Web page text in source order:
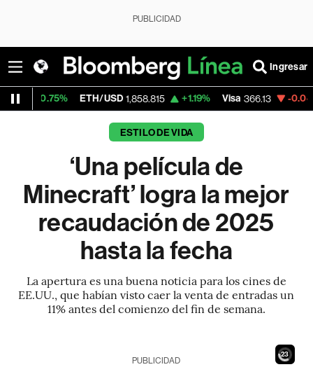
PUBLICIDAD
Ingresar
ETH/USD 1,858.815 +1.19% Visa 366.13 -0.04%
ESTILO DE VIDA
‘Una película de
Minecraft’ logra la mejor
recaudación de 2025
hasta la fecha
La apertura es una buena noticia para los cines de
EE.UU., que habían visto caer la venta de entradas un
11% antes del comienzo del fin de semana.
21
PUBLICIDAD